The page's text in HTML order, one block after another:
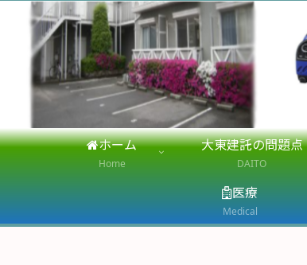
ホーム
Home
大東建託の問題点
DAITO
医療
Medical